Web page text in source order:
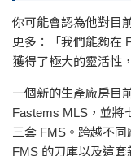
你可能會認為他對目
更多：「我們能夠在
獲得了極大的靈活性
一個新的生產廠房目
Fastems MLS，並將
三套 FMS。跨越不
FMS 的刀庫以及這套